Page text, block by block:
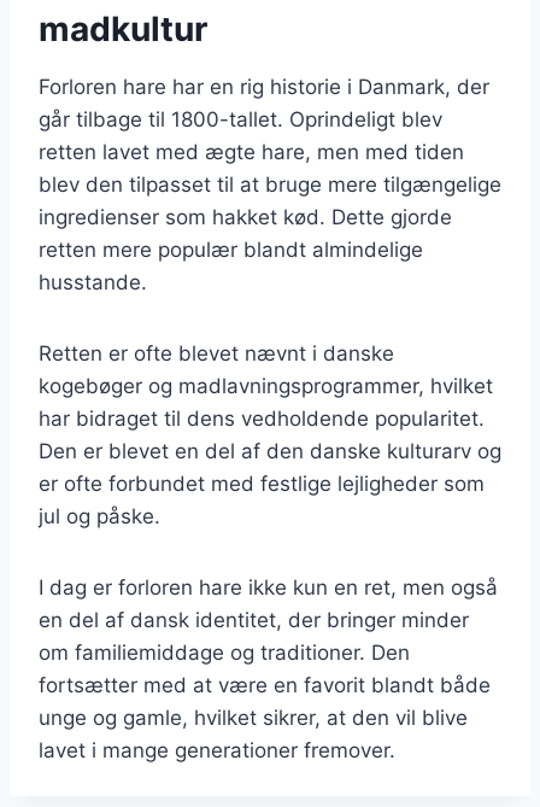
madkultur
Forloren hare har en rig historie i Danmark, der
går tilbage til 1800-tallet. Oprindeligt blev
retten lavet med ægte hare, men med tiden
blev den tilpasset til at bruge mere tilgængelige
ingredienser som hakket kød. Dette gjorde
retten mere populær blandt almindelige
husstande.
Retten er ofte blevet nævnt i danske
kogebøger og madlavningsprogrammer, hvilket
har bidraget til dens vedholdende popularitet.
Den er blevet en del af den danske kulturarv og
er ofte forbundet med festlige lejligheder som
jul og påske.
I dag er forloren hare ikke kun en ret, men også
en del af dansk identitet, der bringer minder
om familiemiddage og traditioner. Den
fortsætter med at være en favorit blandt både
unge og gamle, hvilket sikrer, at den vil blive
lavet i mange generationer fremover.